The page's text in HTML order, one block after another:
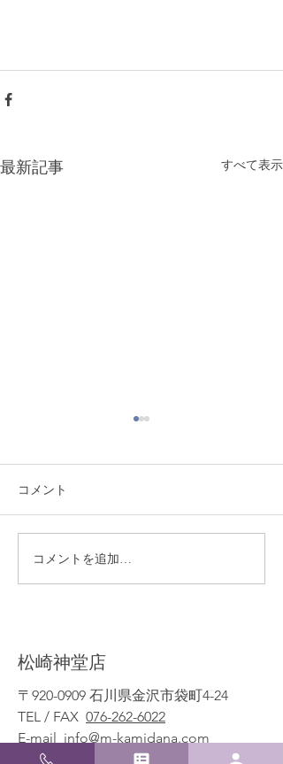
最新記事 すべて表示
熊本地震により被災され
た皆様へ
コメント
コメントを追加…
​松崎神堂店
〒920-0909 石川県金沢市袋町4-24
TEL / FAX 076-262-6022
E-mail info@m-kamidana.com